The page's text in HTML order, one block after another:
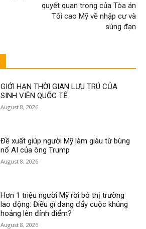
quyết quan trọng của Tòa án
Tối cao Mỹ về nhập cư và
súng đạn
GIỚI HẠN THỜI GIAN LƯU TRÚ CỦA
SINH VIÊN QUỐC TẾ
August 8, 2026
Đề xuất giúp người Mỹ làm giàu từ bùng
nổ AI của ông Trump
August 8, 2026
Hơn 1 triệu người Mỹ rời bỏ thị trường
lao động: Điều gì đang đẩy cuộc khủng
hoảng lên đỉnh điểm?
August 8, 2026